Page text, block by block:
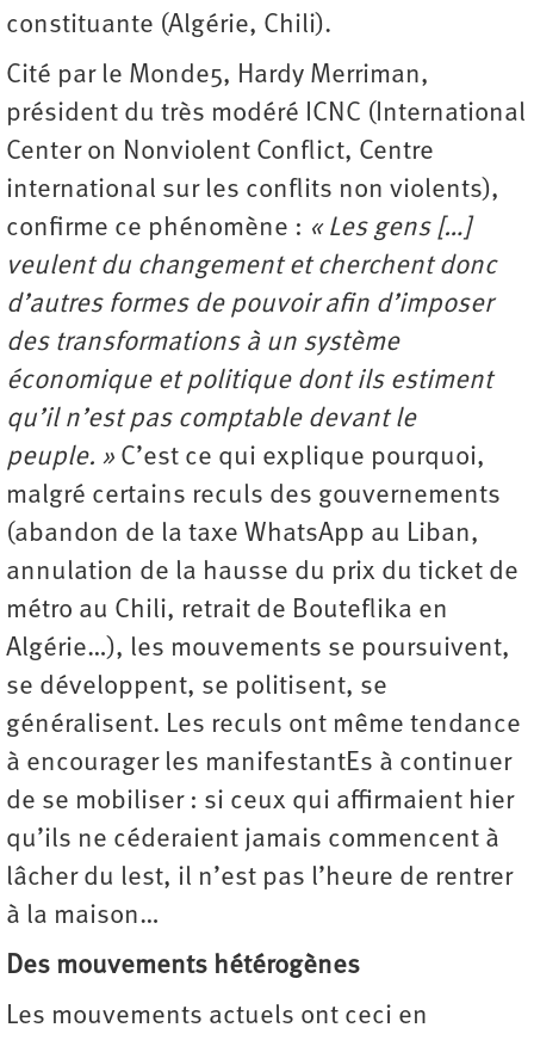
constituante (Algérie, Chili).
Cité par le Monde5, Hardy Merriman,
président du très modéré ICNC (International
Center on Nonviolent Conflict, Centre
international sur les conflits non violents),
confirme ce phénomène : « Les gens […]
veulent du changement et cherchent donc
d’autres formes de pouvoir afin d’imposer
des transformations à un système
économique et politique dont ils estiment
qu’il n’est pas comptable devant le
peuple. » C’est ce qui explique pourquoi,
malgré certains reculs des gouvernements
(abandon de la taxe WhatsApp au Liban,
annulation de la hausse du prix du ticket de
métro au Chili, retrait de Bouteflika en
Algérie…), les mouvements se poursuivent,
se développent, se politisent, se
généralisent. Les reculs ont même tendance
à encourager les manifestantEs à continuer
de se mobiliser : si ceux qui affirmaient hier
qu’ils ne céderaient jamais commencent à
lâcher du lest, il n’est pas l’heure de rentrer
à la maison…
Des mouvements hétérogènes
Les mouvements actuels ont ceci en